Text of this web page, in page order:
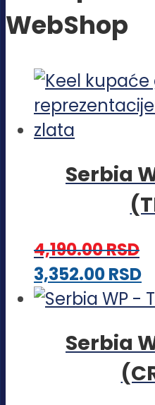
WebShop
Serbia
4,190.00RSD
3,352.00RSD
Serbia